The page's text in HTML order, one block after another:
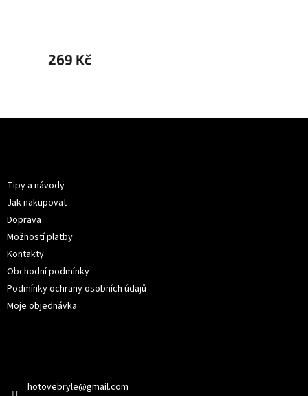
269 Kč
Tipy a návody
Jak nakupovat
Doprava
Možností platby
Kontakty
Obchodní podmínky
Podmínky ochrany osobních údajů
Moje objednávka
hotovebryle@gmail.com